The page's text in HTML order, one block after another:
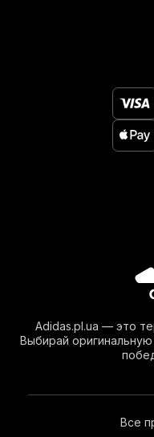
Adidas.pl.ua — это
Выбирай
Все